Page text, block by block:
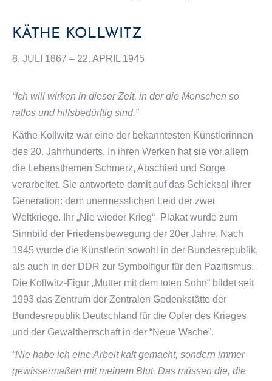
KÄTHE KOLLWITZ
8. JULI 1867 – 22. APRIL 1945
“Ich will wirken in dieser Zeit, in der die Menschen so
ratlos und hilfsbedürftig sind.”
Käthe Kollwitz war eine der bekanntesten Künstlerinnen
des 20. Jahrhunderts. In ihren Werken hat sie vor allem
die Lebensthemen Schmerz, Abschied und Sorge
verarbeitet. Sie antwortete damit auf das Schicksal ihrer
Generation: dem unermesslichen Leid der zwei
Weltkriege. Ihr „Nie wieder Krieg“- Plakat wurde zum
Sinnbild der Friedensbewegung der 20er Jahre. Nach
1945 wurde die Künstlerin sowohl in der Bundesrepublik,
als auch in der DDR zur Symbolfigur für den Pazifismus.
Die Kollwitz-Figur „Mutter mit dem toten Sohn“ bildet seit
1993 das Zentrum der Zentralen Gedenkstätte der
Bundesrepublik Deutschland für die Opfer des Krieges
und der Gewaltherrschaft in der “Neue Wache”.
“Nie habe ich eine Arbeit kalt gemacht, sondern immer
gewissermaßen mit meinem Blut. Das müssen die, die